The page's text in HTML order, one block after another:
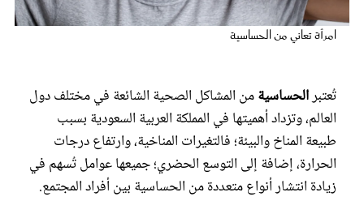
امرأة تعاني من الحساسية
تُعتبرالحساسيةمن المشاكل الصحية الشائعة في مختلف دول
العالم، وتزداد أهميتها في المملكة العربية السعودية بسبب
طبيعة المناخ والبيئة؛ فالتغيرات المناخية، وارتفاع درجات
الحرارة، إضافة إلى التوسع الحضري؛ جميعها عوامل تُسهم في
زيادة انتشار أنواع متعددة من الحساسية بين أفراد المجتمع.